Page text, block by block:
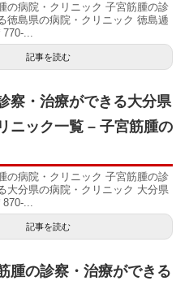
の病院・クリニック 子宮筋腫の診
徳島県の病院・クリニック 徳島逓
770-...
記事を読む
察・治療ができる大分県
ニック一覧 – 子宮筋腫の
の病院・クリニック 子宮筋腫の診
大分県の病院・クリニック 大分県
870-...
記事を読む
腫の診察・治療ができる